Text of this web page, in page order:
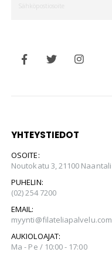
YHTEYSTIEDOT
OSOITE:
Noutokatu 3, 21100 Naantali
PUHELIN:
(02) 254 7200
EMAIL:
myynti@filateliapalvelu.com
AUKIOLOAJAT:
Ma - Pe / 10:00 - 17:00